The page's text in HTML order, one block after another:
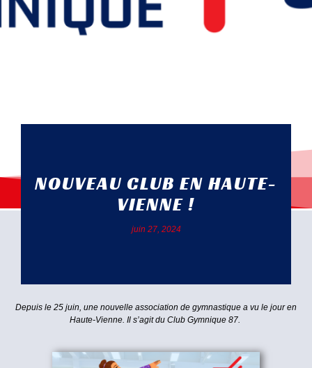
NOUVEAU CLUB EN HAUTE-
VIENNE !
juin 27, 2024
Depuis le 25 juin, une nouvelle association de gymnastique a vu le jour en
Haute-Vienne. Il s’agit du Club Gymnique 87.